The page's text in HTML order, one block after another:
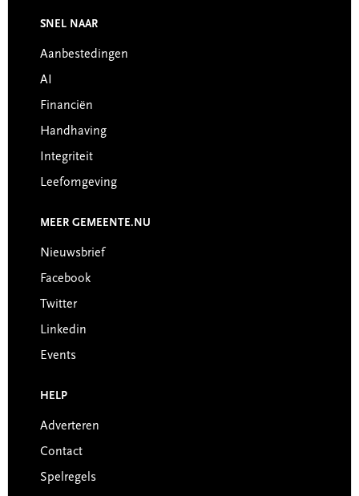
Footer
SNEL NAAR
Aanbestedingen
AI
Financiën
Handhaving
Integriteit
Leefomgeving
MEER GEMEENTE.NU
Nieuwsbrief
Facebook
Twitter
Linkedin
Events
HELP
Adverteren
Contact
Spelregels